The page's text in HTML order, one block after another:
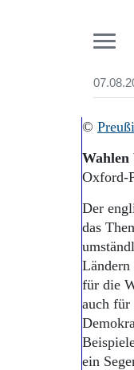
©
Wahlen
Oxford-
Der
das
Ländern
für die
auch
ein